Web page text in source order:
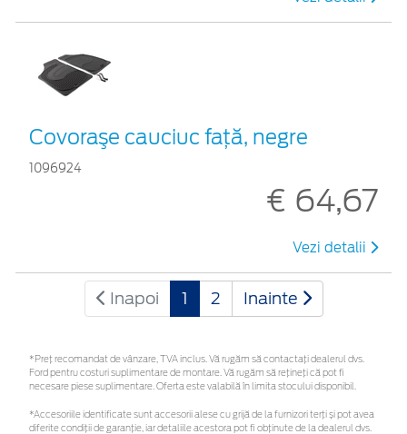
Covoraşe cauciuc faţă, negre
1096924
€ 64,67
Vezi detalii
Inapoi 1 2 Inainte
*Preţ recomandat de vânzare, TVA inclus. Vă rugăm să contactaţi dealerul dvs.
Ford pentru costuri suplimentare de montare. Vă rugăm să rețineți că pot fi
necesare piese suplimentare. Oferta este valabilă în limita stocului disponibil.
*Accesoriile identificate sunt accesorii alese cu grijă de la furnizori terți și pot avea
diferite condiții de garanție, iar detaliile acestora pot fi obținute de la dealerul dvs.